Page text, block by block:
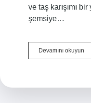
ve taş karışımı
şemsiye…
Devamını okuyun